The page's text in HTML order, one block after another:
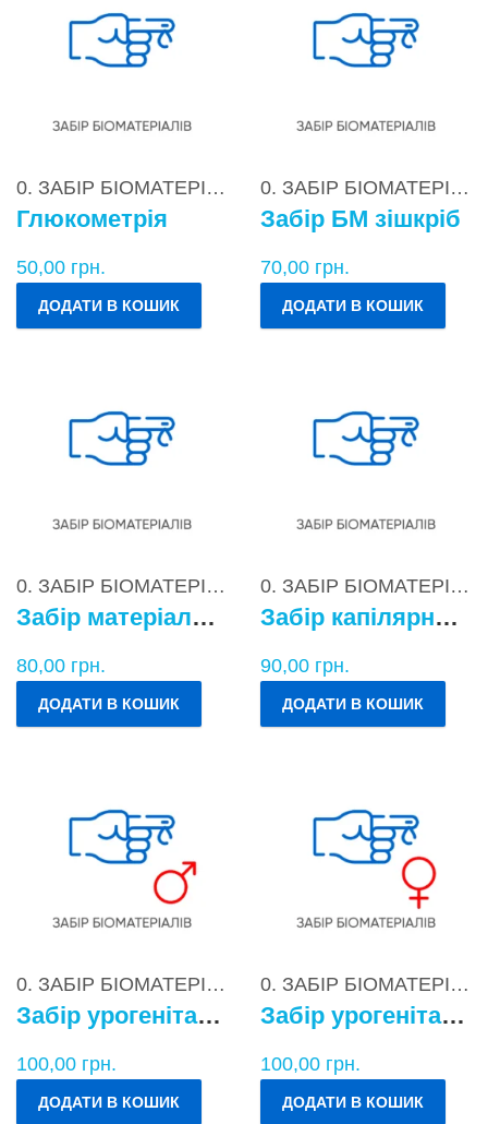
0. ЗАБІР БІОМАТЕРІАЛІВ
Глюкометрія
50,00 грн.
ДОДАТИ В КОШИК
0. ЗАБІР БІОМАТЕРІАЛІВ
Забір БМ зішкріб
70,00 грн.
ДОДАТИ В КОШИК
0. ЗАБІР БІОМАТЕРІАЛІВ
Забір матеріалу для бактеріологічних досліджень
80,00 грн.
ДОДАТИ В КОШИК
0. ЗАБІР БІОМАТЕРІАЛІВ
Забір капілярної крові
90,00 грн.
ДОДАТИ В КОШИК
0. ЗАБІР БІОМАТЕРІАЛІВ
Забір урогенітального БМ у чоловіків
100,00 грн.
ДОДАТИ В КОШИК
0. ЗАБІР БІОМАТЕРІАЛІВ
Забір урогенітального БМ у жінок
100,00 грн.
ДОДАТИ В КОШИК